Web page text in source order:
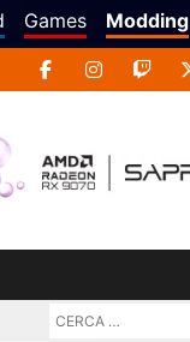
Games Modding